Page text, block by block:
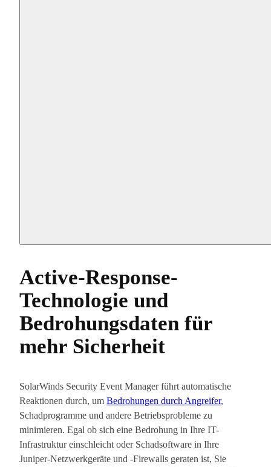
Active-Response-
Technologie und
Bedrohungsdaten für
mehr Sicherheit
SolarWinds Security Event Manager führt automatische
Reaktionen durch, um Bedrohungen durch Angreifer,
Schadprogramme und andere Betriebsprobleme zu
minimieren. Egal ob sich eine Bedrohung in Ihre IT-
Infrastruktur einschleicht oder Schadsoftware in Ihre
Juniper-Netzwerkgeräte und -Firewalls geraten ist, Sie